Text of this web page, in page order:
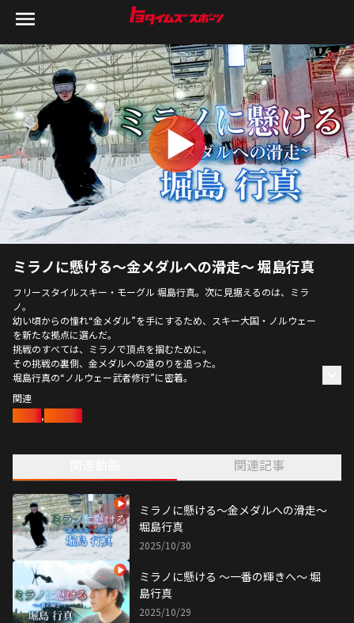
ミラノに懸ける〜金メダルへの滑走〜 堀島行真
フリースタイルスキー・モーグル 堀島行真。次に見据えるのは、ミラ
ノ。
幼い頃からの憧れ“金メダル”を手にするため、スキー大国・ノルウェー
を新たな拠点に選んだ。
挑戦のすべては、ミラノで頂点を掴むために。
その挑戦の裏側、金メダルへの道のりを追った。
堀島行真の“ノルウェー武者修行”に密着。
関連
,
関連記事
ミラノに懸ける〜金メダルへの滑走〜
堀島行真
2025/10/30
ミラノに懸ける 〜一番の輝きへ〜 堀
島行真
2025/10/29